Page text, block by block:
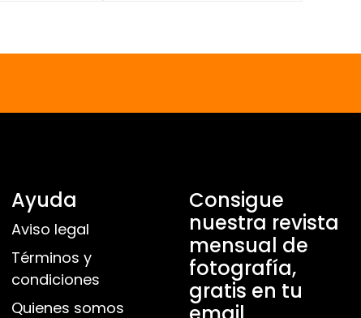
Ayuda
Aviso legal
Términos y
condiciones
Quienes somos
Consigue
nuestra revista
mensual de
fotografía,
gratis en tu